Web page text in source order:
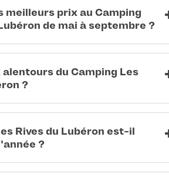
meilleurs prix au Camping
de mai à septembre ?
du Camping Les
?
Rives du Lubéron est-il
?